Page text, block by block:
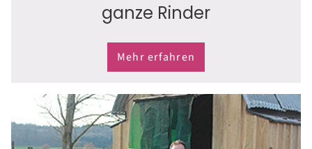
ganze Rinder
Mehr erfahren